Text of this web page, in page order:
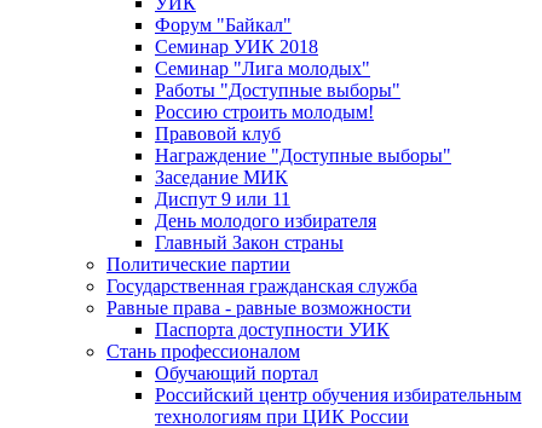
Форум "Байкал"
Семинар УИК 2018
Семинар "Лига молодых"
Работы "Доступные выборы"
Россию строить молодым!
Правовой клуб
Награждение "Доступные выборы"
Заседание МИК
Диспут 9 или 11
День молодого избирателя
Главный Закон страны
Политические партии
Государственная гражданская служба
Равные права - равные возможности
Паспорта доступности УИК
Стань профессионалом
Обучающий портал
Российский центр обучения избирательным
технологиям при ЦИК России